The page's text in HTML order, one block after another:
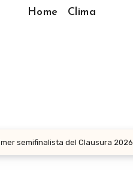
Home Clima
semifinalista del Clausura 2026